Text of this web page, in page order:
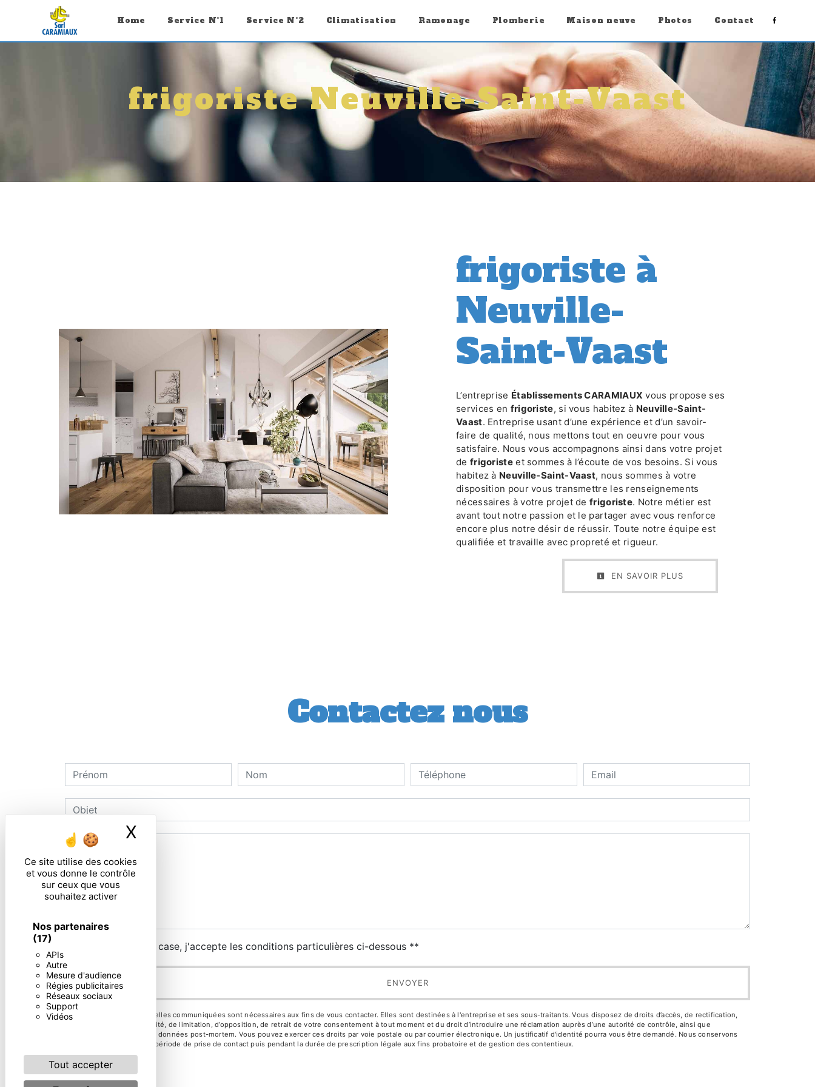
Panneau de gestion des cookies
Ce site utilise des cookies
et vous donne le contrôle
sur ceux que vous
souhaitez activer
Nos partenaires
(17)
APIs
Autre
Mesure d'audience
Régies publicitaires
Réseaux sociaux
Support
Vidéos
Tout accepter
X Masquer le bandeau des cookies
Home Service N°1 Service N°2 Climatisation Ramonage Plomberie Maison neuve Photos Contact
frigoriste Neuville-Saint-Vaast
frigoriste à
Neuville-
Saint-Vaast
L’entreprise Établissements CARAMIAUX vous propose ses
services en frigoriste, si vous habitez à Neuville-Saint-
Vaast. Entreprise usant d’une expérience et d’un savoir-
faire de qualité, nous mettons tout en oeuvre pour vous
satisfaire. Nous vous accompagnons ainsi dans votre projet
de frigoristeet sommes à l’écoute de vos besoins. Si vous
habitez à Neuville-Saint-Vaast, nous sommes à votre
disposition pour vous transmettre les renseignements
nécessaires à votre projet defrigoriste. Notre métier est
avant tout notre passion et le partager avec vous renforce
encore plus notre désir de réussir. Toute notre équipe est
qualifiée et travaille avec propreté et rigueur.
EN SAVOIR PLUS
Contactez nous
En cochant cette case, j'accepte les conditions particulières ci-dessous **
ENVOYER
** Les données personnelles communiquées sont nécessaires aux fins de vous contacter. Elles sont destinées à l'entreprise et ses sous-traitants. Vous disposez de droits d’accès, de rectification,
d’effacement, de portabilité, de limitation, d’opposition, de retrait de votre consentement à tout moment et du droit d’introduire une réclamation auprès d’une autorité de contrôle, ainsi que
d’organiser le sort de vos données post-mortem. Vous pouvez exercer ces droits par voie postale ou par courrier électronique. Un justificatif d'identité pourra vous être demandé. Nous conservons
vos données pendant la période de prise de contact puis pendant la durée de prescription légale aux fins probatoire et de gestion des contentieux.